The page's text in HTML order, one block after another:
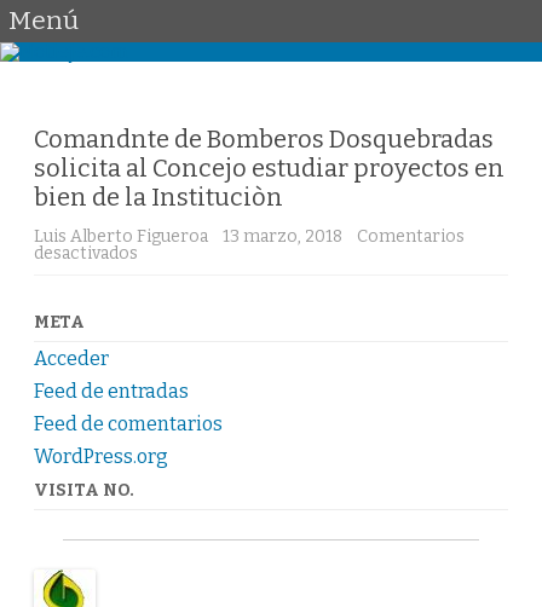
Menú
Comandnte de Bomberos Dosquebradas
solicita al Concejo estudiar proyectos en
bien de la Instituciòn
Luis Alberto Figueroa 13 marzo, 2018
Comentarios
desactivados en
estudiar
proyectos
en
de
META
Acceder
Feed de entradas
Feed de comentarios
WordPress.org
VISITA NO.